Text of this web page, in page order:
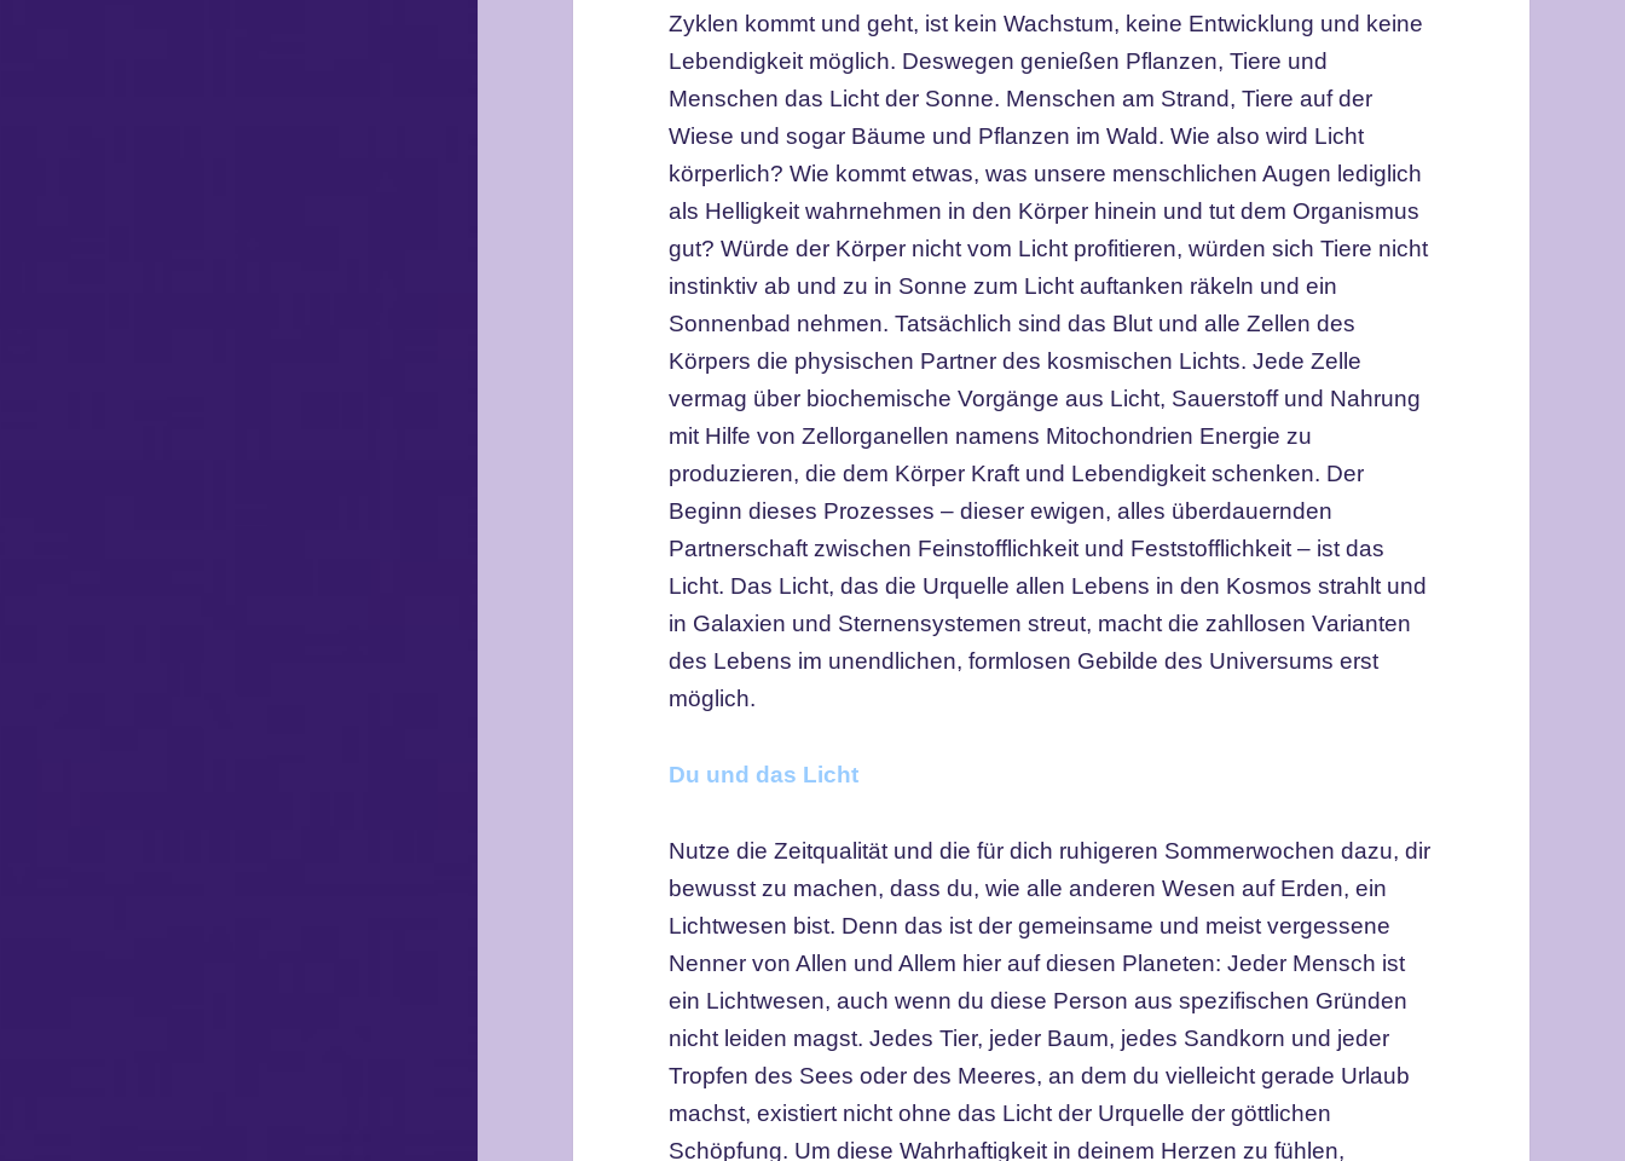
Zyklen kommt und geht, ist kein Wachstum, keine Entwicklung und keine
Lebendigkeit möglich. Deswegen genießen Pflanzen, Tiere und
Menschen das Licht der Sonne. Menschen am Strand, Tiere auf der
Wiese und sogar Bäume und Pflanzen im Wald. Wie also wird Licht
körperlich? Wie kommt etwas, was unsere menschlichen Augen lediglich
als Helligkeit wahrnehmen in den Körper hinein und tut dem Organismus
gut? Würde der Körper nicht vom Licht profitieren, würden sich Tiere nicht
instinktiv ab und zu in Sonne zum Licht auftanken räkeln und ein
Sonnenbad nehmen. Tatsächlich sind das Blut und alle Zellen des
Körpers die physischen Partner des kosmischen Lichts. Jede Zelle
vermag über biochemische Vorgänge aus Licht, Sauerstoff und Nahrung
mit Hilfe von Zellorganellen namens Mitochondrien Energie zu
produzieren, die dem Körper Kraft und Lebendigkeit schenken. Der
Beginn dieses Prozesses – dieser ewigen, alles überdauernden
Partnerschaft zwischen Feinstofflichkeit und Feststofflichkeit – ist das
Licht. Das Licht, das die Urquelle allen Lebens in den Kosmos strahlt und
in Galaxien und Sternensystemen streut, macht die zahllosen Varianten
des Lebens im unendlichen, formlosen Gebilde des Universums erst
möglich.
Du und das Licht
Nutze die Zeitqualität und die für dich ruhigeren Sommerwochen dazu, dir
bewusst zu machen, dass du, wie alle anderen Wesen auf Erden, ein
Lichtwesen bist. Denn das ist der gemeinsame und meist vergessene
Nenner von Allen und Allem hier auf diesen Planeten: Jeder Mensch ist
ein Lichtwesen, auch wenn du diese Person aus spezifischen Gründen
nicht leiden magst. Jedes Tier, jeder Baum, jedes Sandkorn und jeder
Tropfen des Sees oder des Meeres, an dem du vielleicht gerade Urlaub
machst, existiert nicht ohne das Licht der Urquelle der göttlichen
Schöpfung. Um diese Wahrhaftigkeit in deinem Herzen zu fühlen,